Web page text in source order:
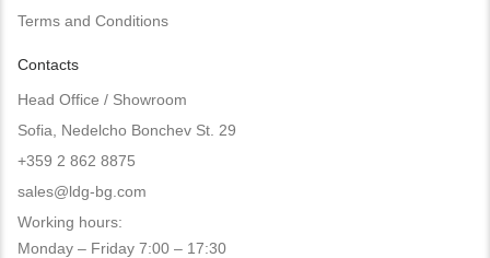
Terms and Conditions
Contacts
Head Office / Showroom
Sofia, Nedelcho Bonchev St. 29
+359 2 862 8875
sales@ldg-bg.com
Working hours:
Monday – Friday 7:00 – 17:30